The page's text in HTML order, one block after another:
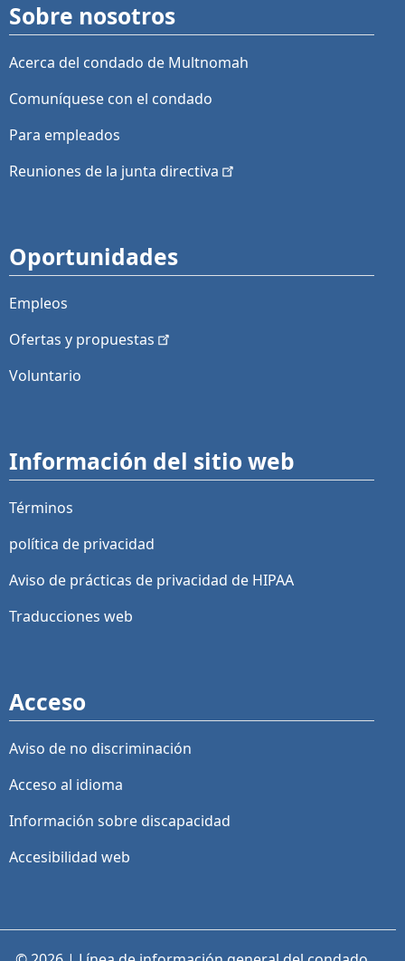
Sobre nosotros
Acerca del condado de Multnomah
Comuníquese con el condado
Para empleados
Reuniones de la junta directiva
Oportunidades
Empleos
Ofertas y propuestas
Voluntario
Información del sitio web
Términos
política de privacidad
Aviso de prácticas de privacidad de HIPAA
Traducciones web
Acceso
Aviso de no discriminación
Acceso al idioma
Información sobre discapacidad
Accesibilidad web